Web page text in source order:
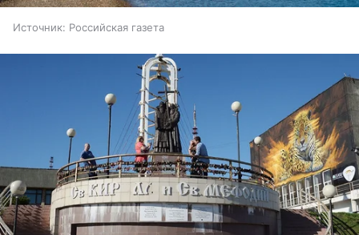
Источник: Российская газета